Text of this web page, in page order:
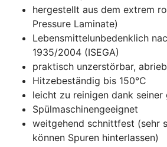
hergestellt aus dem extrem
Pressure Laminate)
Lebensmittelunbedenklich
1935/2004 (ISEGA)
praktisch unzerstörbar,
Hitzebeständig bis 150°C
leicht zu reinigen dank
Spülmaschinengeeignet
weitgehend schnittfest (sehr
können Spuren hinterlassen)